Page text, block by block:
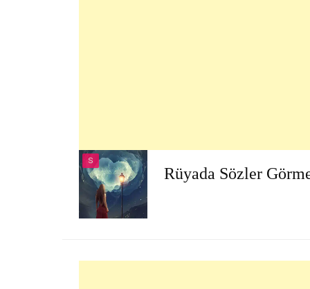
S
Rüyada Sözler